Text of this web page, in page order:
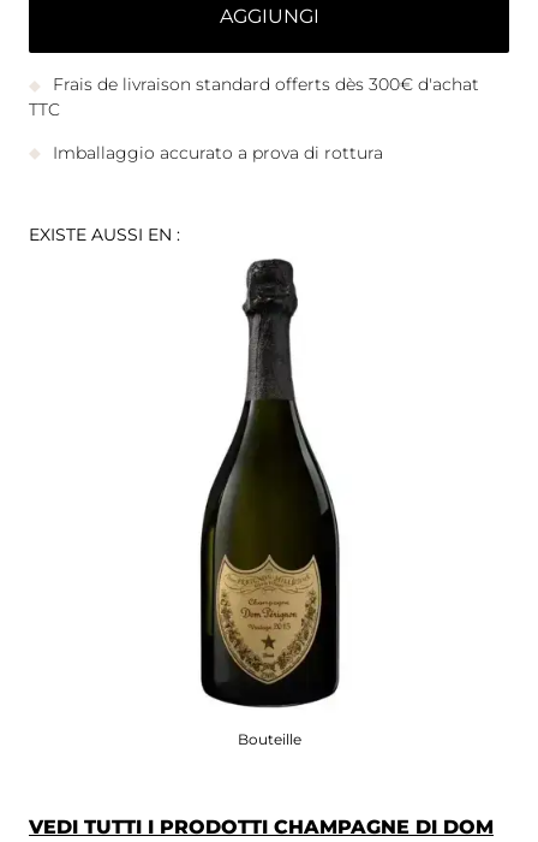
AGGIUNGI
Frais de livraison standard offerts dès 300€ d'achat
TTC
Imballaggio accurato a prova di rottura
EXISTE AUSSI EN :
Bouteille
VEDI TUTTI I PRODOTTI CHAMPAGNE DI DOM